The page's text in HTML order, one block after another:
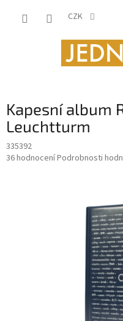
CZK
Kapesní album
Leuchtturm
335392
Průměrné
36 hodnoceníPodrobnosti